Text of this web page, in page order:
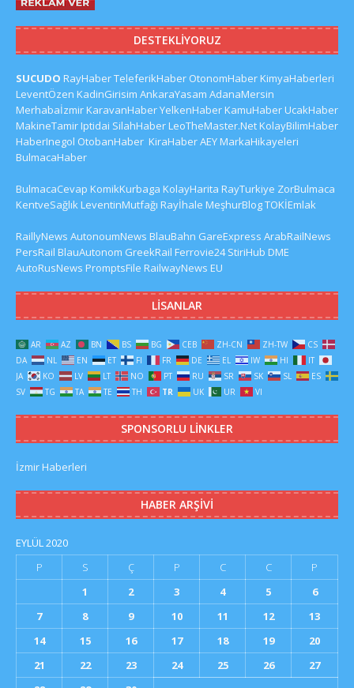
DESTEKLIYORUZ
SUCUDO RayHaberTeleferikHaber OtonomHaberKimyaHaberleri
LeventÖzen KadinGirisim AnkaraYasam AdanaMersin
MerhabaİzmirKaravanHaberYelkenHaberKamuHaberUcakHaber
MakineTamirIptidai SilahHaberLeoTheMaster.NetKolayBilimHaber
HaberInegol OtobanHaber KiraHaberAEYMarkaHikayeleri
BulmacaHaber
BulmacaCevap KomikKurbaga KolayHarita RayTurkiye ZorBulmaca
KentveSağlıkLeventinMutfağı Rayİhale MeşhurBlogTOKİEmlak
RaillyNews AutonoumNews BlauBahn GareExpress ArabRailNews
PersRail BlauAutonom GreekRail Ferrovie24 StiriHub DME
AutoRusNews PromptsFile RailwayNews EU
LISANLAR
AR AZ BN BS BG CEB ZH-CN ZH-TW
CS
DA
NL EN ET FI FR DE EL IW HI
IT
JA
KO LV LT NO PT RU SR SK SL
ES
SV
TG TA TE TH TR UK UR VI
SPONSORLU LINKLER
İzmir Haberleri
HABER ARŞIVI
EYLÜL 2020
P
S Ç P C C
P
1
2 3 4 5
6
7
8 9 10 11 12
13
14
15 16 17 18 19
20
21
22 23 24 25 26
27